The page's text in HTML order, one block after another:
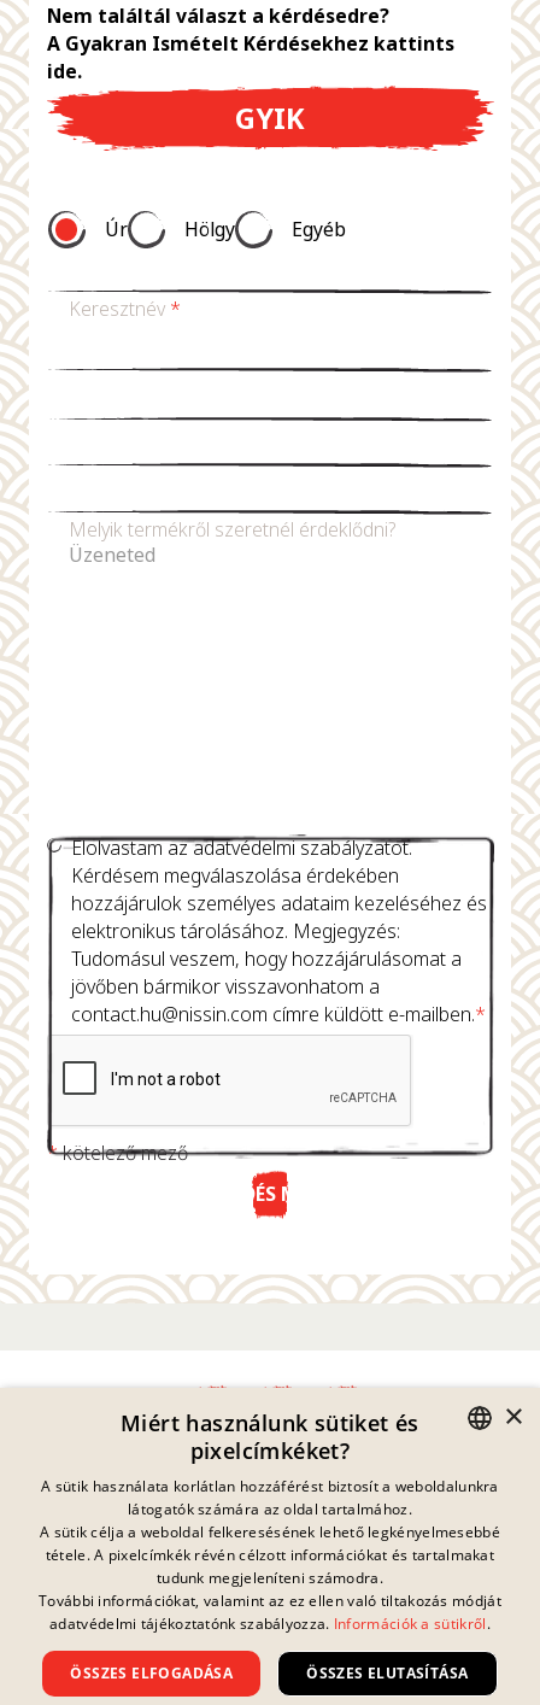
Nem találtál választ a kérdésedre?
A Gyakran Ismételt Kérdésekhez kattints
ide.
GYIK
Úr Hölgy Egyéb
Keresztnév *
Melyik termékről szeretnél érdeklődni?
Elolvastam az adatvédelmi szabályzatot.
Kérdésem megválaszolása érdekében
hozzájárulok személyes adataim kezeléséhez és
elektronikus tárolásához. Megjegyzés:
Tudomásul veszem, hogy hozzájárulásomat a
jövőben bármikor visszavonhatom a
contact.hu@nissin.com címre küldött e-mailben.*
*kötelező mező
KÜLDÉS MOST
Adatvédelmi Nyilatkozat
Impresszum
Jogi Információk
Kapcsolat
Sütik
GYIK
Letöltések
Visszaélés Bejelentés
Jelenleg nincs
folyamatban lévő
nyereményjáték.
Általános Szerződési Feltételek
GERMAN
FRENCH
DANISH
HUNGARIAN
×
Miért használunk sütiket és
pixelcímkéket?
A sütik használata korlátlan hozzáférést biztosít a weboldalunkra
látogatók számára az oldal tartalmához.
A sütik célja a weboldal felkeresésének lehető legkényelmesebbé
tétele. A pixelcímkék révén célzott információkat és tartalmakat
tudunk megjeleníteni számodra.
További információkat, valamint az ez ellen való tiltakozás módját
adatvédelmi tájékoztatónk szabályozza. Információk a sütikről.
ÖSSZES ELFOGADÁSA ÖSSZES ELUTASÍTÁSA